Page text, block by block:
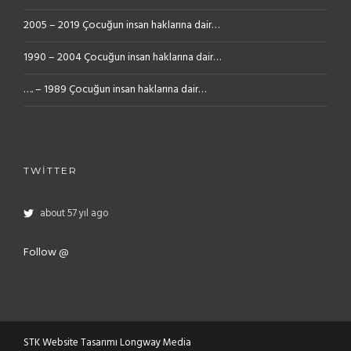
2005 – 2019 Çocuğun insan haklarına dair…
1990 – 2004 Çocuğun insan haklarına dair…
…. – 1989 Çocuğun insan haklarına dair…
TWITTER
about 57 yıl ago
Follow @
STK Website Tasarımı Longway Media